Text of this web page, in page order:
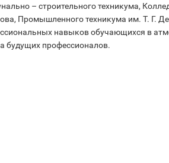
– строительного техникума,
Промышленного техникума им. Т. Г.
навыков обучающихся в
будущих профессионалов.